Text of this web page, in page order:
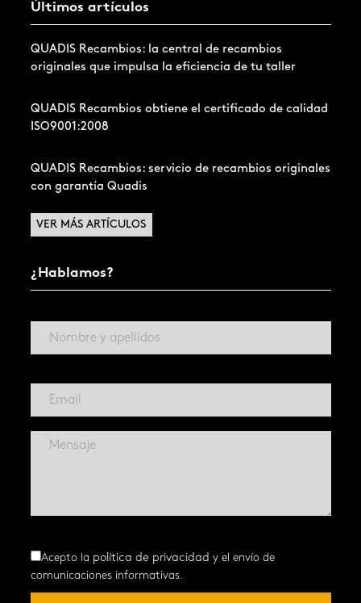
VER MÁS ARTÍCULOS
Últimos artículos
QUADIS Recambios: la central de recambios
originales que impulsa la eficiencia de tu taller
QUADIS Recambios obtiene el certificado de calidad
ISO9001:2008
QUADIS Recambios: servicio de recambios originales
con garantía Quadis
¿Hablamos?
Acepto la política de privacidad y el envío de
comunicaciones informativas.